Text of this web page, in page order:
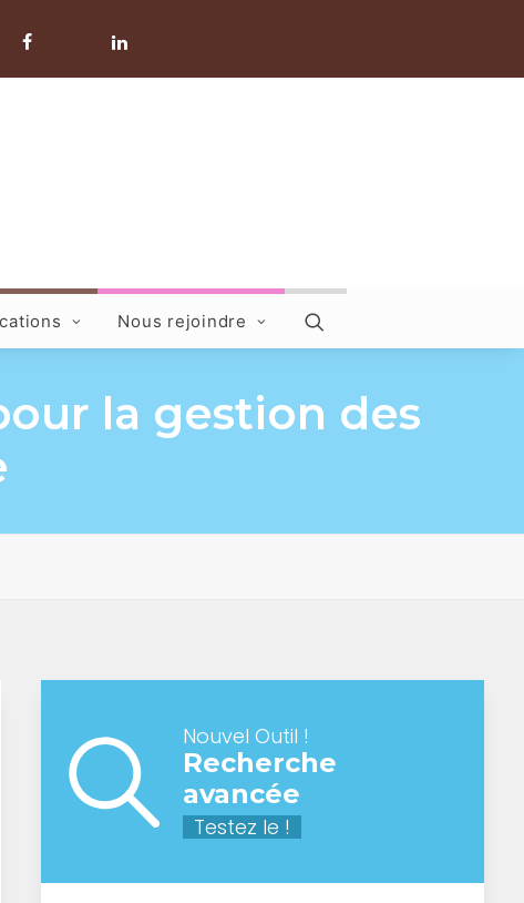
Nous rejoindre
la gestion des
Nouvel Outil !
Recherche
avancée
Testez le !